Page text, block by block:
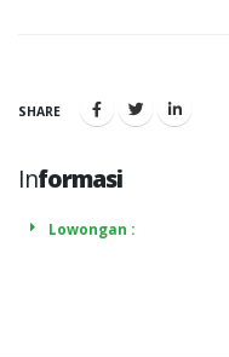
SHARE
Informasi
Lowongan :